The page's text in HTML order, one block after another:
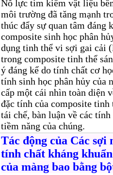
Nỗ lực tìm kiếm vật liệu
môi trường đã tăng mạnh
thúc đẩy sự quan tâm đáng
composite sinh học phân
dụng tinh thể vi sợi gai cải
trong composite tinh thể
ý đáng kể do tính chất cơ
tính sinh học phân hủy của
cấp một cái nhìn toàn diện
đặc tính của composite
tái chế, bàn luận về các
tiềm năng của chúng.
Tác động của Các
tính chất kháng
của màng bao bằng